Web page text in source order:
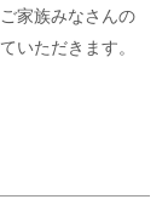
家族みなさんの
いただきます。